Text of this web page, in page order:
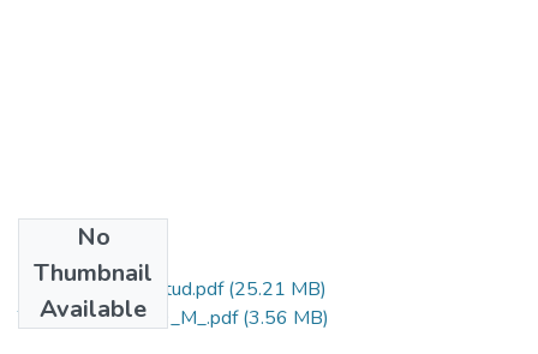
No
Thumbnail
Available
Grado de Similitud.pdf(25.21 MB)
T036_30861309_M_.pdf(3.56 MB)